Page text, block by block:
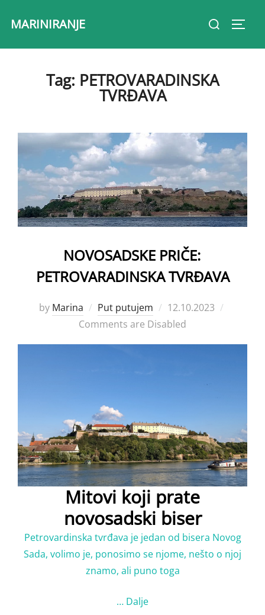
MARINIRANJE
Search
Tag: PETROVARADINSKA
TVRĐAVA
NOVOSADSKE PRIČE:
PETROVARADINSKA TVRĐAVA
by Marina Put putujem
Posted
on
12.10.2023
Comments are Disabled
Mitovi koji prate
novosadski biser
Petrovardinska tvrđava je jedan od bisera Novog
Sada, volimo je, ponosimo se njome, nešto o njoj
znamo, ali puno toga
… Dalje